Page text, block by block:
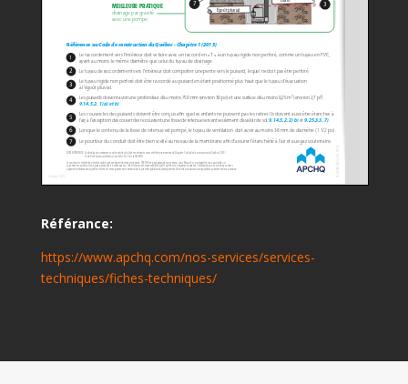
Référance:
https://www.apchq.com/nos-services/services-
techniques/fiches-techniques/